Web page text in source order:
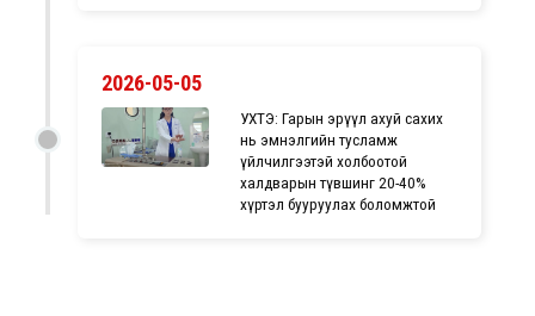
2026-05-05
УХТЭ: Гарын эрүүл ахуй сахих
нь эмнэлгийн тусламж
үйлчилгээтэй холбоотой
халдварын түвшинг 20-40%
хүртэл бууруулах боломжтой